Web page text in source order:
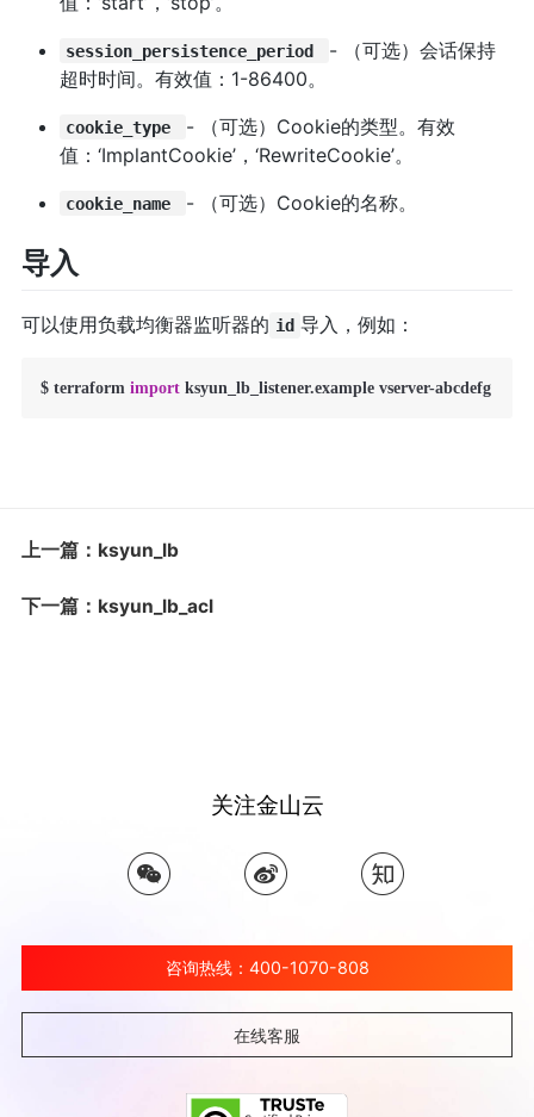
session_persistence_period
- （可选）会话保持
超时时间。有效值：1-86400。
cookie_type
- （可选）Cookie的类型。有效
值：‘ImplantCookie’，‘RewriteCookie’。
cookie_name - （可选）Cookie的名称。
导入
可以使用负载均衡器监听器的 id 导入，例如：
$ terraform import ksyun_lb_listener.example vserver-abcdefg
上一篇：ksyun_lb
下一篇：ksyun_lb_acl
关注金山云
咨询热线：400-1070-808
在线客服